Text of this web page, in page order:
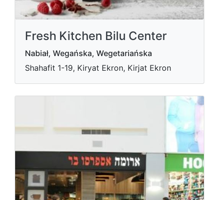
Fresh Kitchen Bilu Center
Nabiał, Wegańska, Wegetariańska
Shahafit 1-19, Kiryat Ekron, Kirjat Ekron